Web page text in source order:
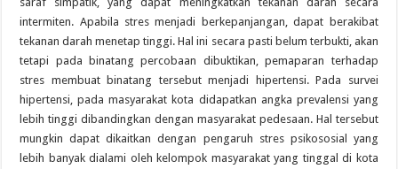
intermiten. Apabila stres menjadi berkepanjangan, dapat berakibat
tekanan darah menetap tinggi. Hal ini secara pasti belum terbukti, akan
tetapi pada binatang percobaan dibuktikan, pemaparan terhadap
stres membuat binatang tersebut menjadi hipertensi. Pada survei
hipertensi, pada masyarakat kota didapatkan angka prevalensi yang
lebih tinggi dibandingkan dengan masyarakat pedesaan. Hal tersebut
mungkin dapat dikaitkan dengan pengaruh stres psikososial yang
lebih banyak dialami oleh kelompok masyarakat yang tinggal di kota